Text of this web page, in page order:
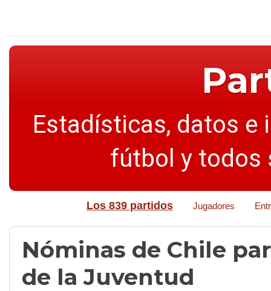
Estadísticas, datos e
fútbol y todos
Los 839 partidos Jugadores
Nóminas de Chile
de la Juventud